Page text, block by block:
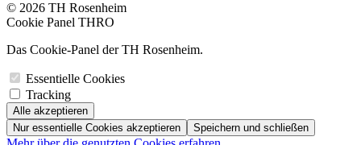
© 2026 TH Rosenheim
Cookie Panel THRO
Das Cookie-Panel der TH Rosenheim.
Essentielle Cookies
Tracking
Alle akzeptieren
Nur essentielle Cookies akzeptieren
Speichern und schließen